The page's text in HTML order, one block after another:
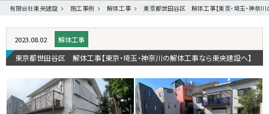
有限会社東央建設 施工事例 解体工事 東京都世田谷区 解体工事【東京・埼玉・神奈
2023.08.02 解体工事
東京都世田谷区 解体工事【東京・埼玉・神奈川の解体工事なら東央建設へ】